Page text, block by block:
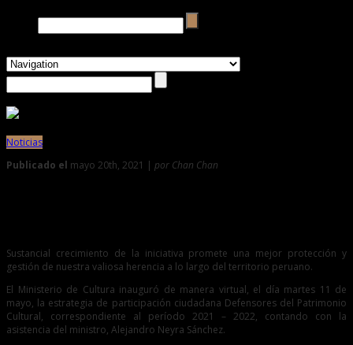
Noticias
Publicado el mayo 20th, 2021 | por Chan Chan
Sustancial crecimiento de la iniciativa promete una mejor protección y
gestión de nuestra valiosa herencia a lo largo del territorio peruano.
El Ministerio de Cultura inauguró de manera virtual, el día martes 11 de
mayo, la estrategia de participación ciudadana Defensores del Patrimonio
Cultural, correspondiente al período 2021 – 2022, contando con la
asistencia del ministro, Alejandro Neyra Sánchez.